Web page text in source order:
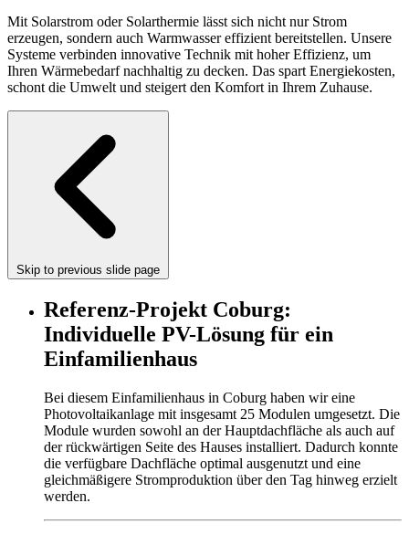
Mit Solarstrom oder Solarthermie lässt sich nicht nur Strom
erzeugen, sondern auch Warmwasser effizient bereitstellen. Unsere
Systeme verbinden innovative Technik mit hoher Effizienz, um
Ihren Wärmebedarf nachhaltig zu decken. Das spart Energiekosten,
schont die Umwelt und steigert den Komfort in Ihrem Zuhause.
Skip to previous slide page
Referenz-Projekt Coburg:
Individuelle PV-Lösung für ein
Einfamilienhaus
Bei diesem Einfamilienhaus in Coburg haben wir eine
Photovoltaikanlage mit insgesamt 25 Modulen umgesetzt. Die
Module wurden sowohl an der Hauptdachfläche als auch auf
der rückwärtigen Seite des Hauses installiert. Dadurch konnte
die verfügbare Dachfläche optimal ausgenutzt und eine
gleichmäßigere Stromproduktion über den Tag hinweg erzielt
werden.